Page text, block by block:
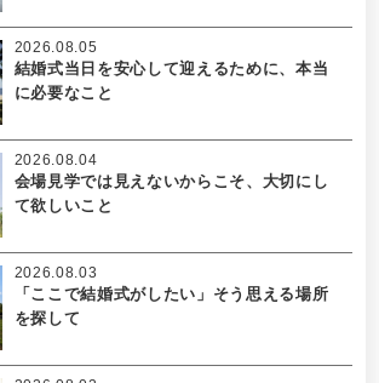
結婚式当日を安心して迎えるために、本当
に必要なこと
2026.08.05
会場見学では見えないからこそ、大切にし
て欲しいこと
2026.08.04
「ここで結婚式がしたい」そう思える場所
を探して
2026.08.03